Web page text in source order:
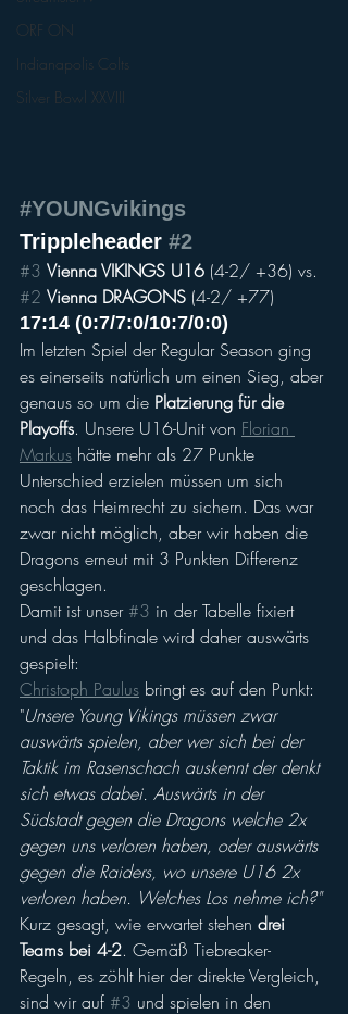
ORF ON
Indianapolis Colts
Silver Bowl XXVIII
#YOUNGvikings
Trippleheader #2
#3 Vienna VIKINGS U16 (4-2/ +36) vs.
#2 Vienna DRAGONS (4-2/ +77)
17:14 (0:7/7:0/10:7/0:0)
Im letzten Spiel der Regular Season ging
es einerseits natürlich um einen Sieg, aber
genaus so um die Platzierung für die
Playoffs. Unsere U16-Unit von Florian
Markus hätte mehr als 27 Punkte
Unterschied erzielen müssen um sich
noch das Heimrecht zu sichern. Das war
zwar nicht möglich, aber wir haben die
Dragons erneut mit 3 Punkten Differenz
geschlagen.
Damit ist unser #3 in der Tabelle fixiert
und das Halbfinale wird daher auswärts
gespielt:
Christoph Paulus bringt es auf den Punkt:
"Unsere Young Vikings müssen zwar
auswärts spielen, aber wer sich bei der
Taktik im Rasenschach auskennt der denkt
sich etwas dabei. Auswärts in der
Südstadt gegen die Dragons welche 2x
gegen uns verloren haben, oder auswärts
gegen die Raiders, wo unsere U16 2x
verloren haben. Welches Los nehme ich?"
Kurz gesagt, wie erwartet stehen drei
Teams bei 4-2. Gemäß Tiebreaker-
Regeln, es zöhlt hier der direkte Vergleich,
sind wir auf #3 und spielen in den